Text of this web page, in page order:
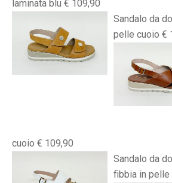
laminata blu € 109,90
Sandalo da
pelle cuoio €
cuoio € 109,90
Sandalo da
fibbia in pelle